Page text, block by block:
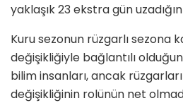
yaklaşık 23 ekstra gün
Kuru sezonun rüzgarlı sezona
değişikliğiyle bağlantılı
bilim insanları, ancak
değişikliğinin rolünün net